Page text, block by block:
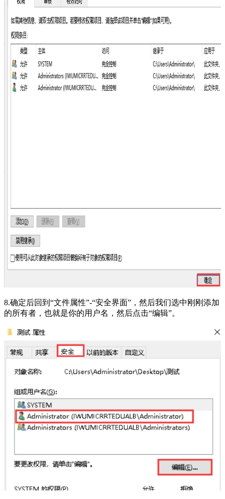
8.确定后回到“文件属性”-“安全界面”，然后我们选中刚刚添加
的所有者，也就是你的用户名，然后点击“编辑”。